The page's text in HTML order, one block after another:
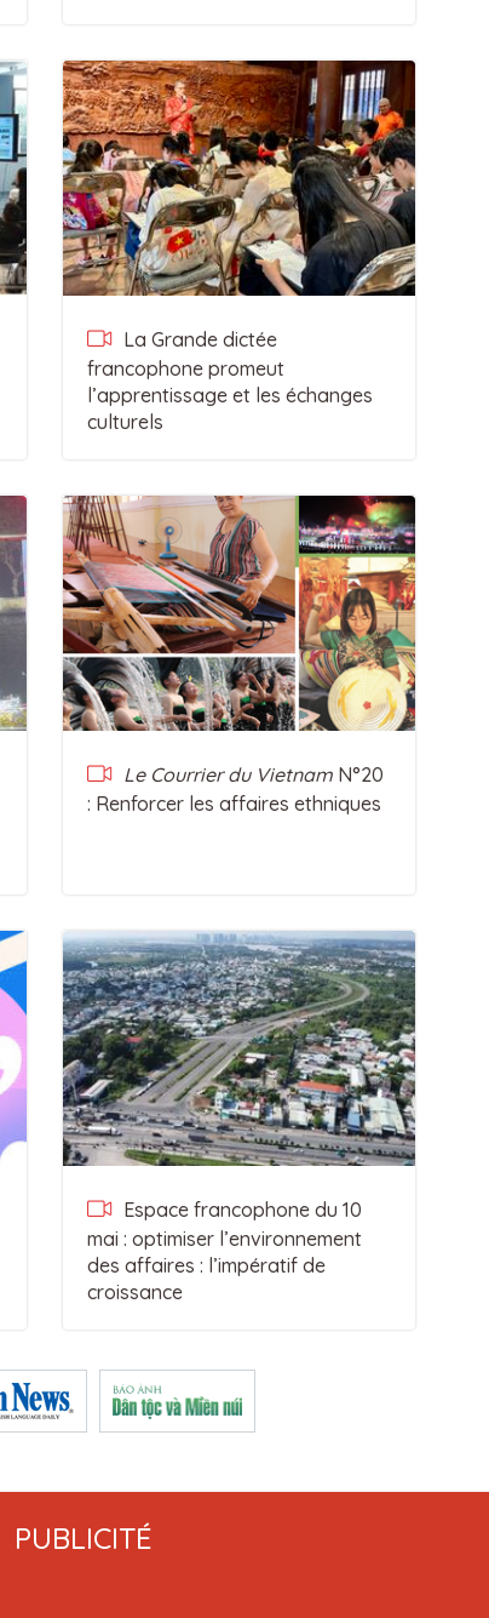
La Grande dictée
francophone promeut
l’apprentissage et les échanges
culturels
Le Courrier du VietnamN°20
: Renforcer les affaires ethniques
Espace francophone du 10
mai : optimiser l’environnement
des affaires : l’impératif de
croissance
PUBLICITÉ